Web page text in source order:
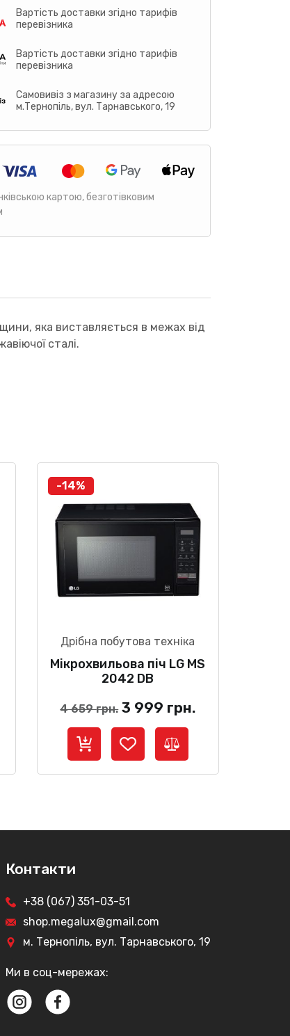
Вартість доставки згідно тарифів
перевізника
Вартість доставки згідно тарифів
перевізника
Самовивіз з магазину за адресою
м.Тернопіль, вул. Тарнавського, 19
картою, безготівковим
яка виставляється в межах від
сталі.
-14%
Дрібна побутова техніка
Мікрохвильова піч LG MS
2042 DB
4 659грн. Оригінальна
ціна:
4
659 грн..
3 999 грн.Поточна
999 грн..
Контакти
+38 (067) 351-03-51
shop.megalux@gmail.com
м. Тернопіль, вул. Тарнавського, 19
Ми в соц-мережах: